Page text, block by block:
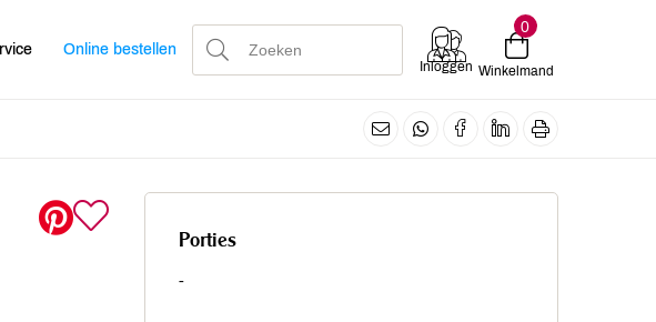
Online bestellen
Inloggen
0
Winkelmand
Porties
-